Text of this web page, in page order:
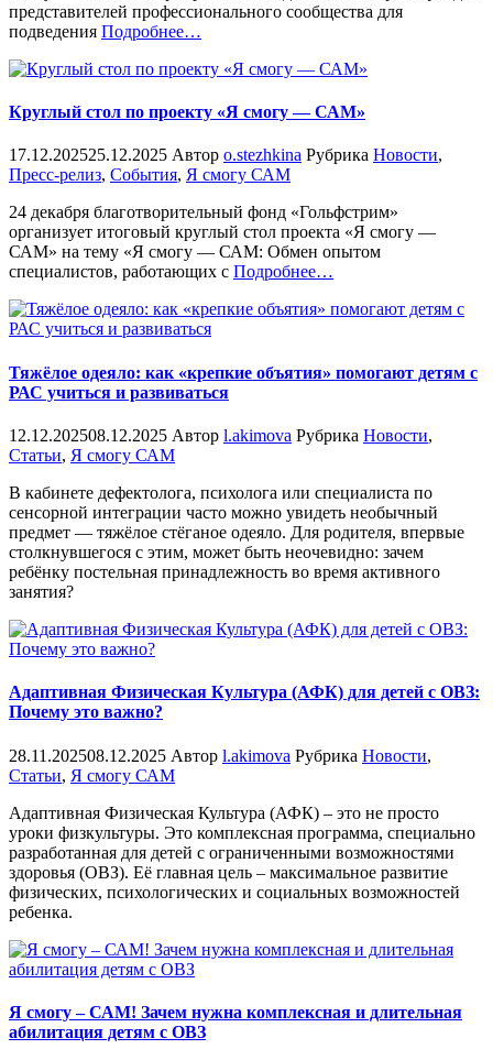
представителей профессионального сообщества для
подведения Подробнее«%s»
…
Круглый стол по проекту «Я смогу — САМ»
17.12.202525.12.2025 Автор o.stezhkina Рубрика Новости,
Пресс-релиз, События, Я смогу САМ
24 декабря благотворительный фонд «Гольфстрим»
организует итоговый круглый стол проекта «Я смогу —
САМ» на тему «Я смогу — САМ: Обмен опытом
специалистов, работающих с Подробнее«%s»
…
Тяжёлое одеяло: как «крепкие объятия» помогают детям с
РАС учиться и развиваться
12.12.202508.12.2025 Автор l.akimova Рубрика Новости,
Статьи, Я смогу САМ
В кабинете дефектолога, психолога или специалиста по
сенсорной интеграции часто можно увидеть необычный
предмет — тяжёлое стёганое одеяло. Для родителя, впервые
столкнувшегося с этим, может быть неочевидно: зачем
ребёнку постельная принадлежность во время активного
занятия?
Адаптивная Физическая Культура (АФК) для детей с ОВЗ:
Почему это важно?
28.11.202508.12.2025 Автор l.akimova Рубрика Новости,
Статьи, Я смогу САМ
Адаптивная Физическая Культура (АФК) – это не просто
уроки физкультуры. Это комплексная программа, специально
разработанная для детей с ограниченными возможностями
здоровья (ОВЗ). Её главная цель – максимальное развитие
физических, психологических и социальных возможностей
ребенка.
Я смогу – САМ! Зачем нужна комплексная и длительная
абилитация детям с ОВЗ